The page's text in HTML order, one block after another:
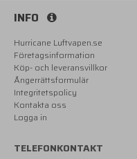
INFO
Hurricane Luftvapen.se
Företagsinformation
Köp- och leveransvillkor
Ångerrättsformulär
Integritetspolicy
Kontakta oss
Logga in
TELEFONKONTAKT